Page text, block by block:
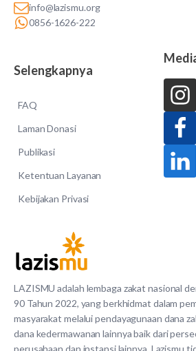
LAZISMU adalah lembaga zakat nasional
90 Tahun 2022, yang berkhidmat dalam
masyarakat melalui pendayagunaan dana
dana kedermawanan lainnya baik dari
perusahaan dan instansi lainnya. Lazismu
info@lazismu.org
0856-1626-222
Selengkapnya
FAQ
Laman Donasi
Publikasi
Ketentuan Layanan
Kebijakan Privasi